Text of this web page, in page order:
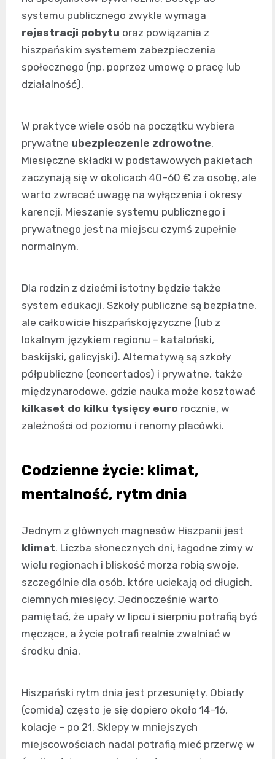
systemu publicznego zwykle wymaga
rejestracji pobytu oraz powiązania z
hiszpańskim systemem zabezpieczenia
społecznego (np. poprzez umowę o pracę lub
działalność).
W praktyce wiele osób na początku wybiera
prywatne ubezpieczenie zdrowotne.
Miesięczne składki w podstawowych pakietach
zaczynają się w okolicach 40–60 € za osobę, ale
warto zwracać uwagę na wyłączenia i okresy
karencji. Mieszanie systemu publicznego i
prywatnego jest na miejscu czymś zupełnie
normalnym.
Dla rodzin z dziećmi istotny będzie także
system edukacji. Szkoły publiczne są bezpłatne,
ale całkowicie hiszpańskojęzyczne (lub z
lokalnym językiem regionu – kataloński,
baskijski, galicyjski). Alternatywą są szkoły
półpubliczne (concertados) i prywatne, także
międzynarodowe, gdzie nauka może kosztować
kilkaset do kilku tysięcy euro rocznie, w
zależności od poziomu i renomy placówki.
Codzienne życie: klimat,
mentalność, rytm dnia
Jednym z głównych magnesów Hiszpanii jest
klimat. Liczba słonecznych dni, łagodne zimy w
wielu regionach i bliskość morza robią swoje,
szczególnie dla osób, które uciekają od długich,
ciemnych miesięcy. Jednocześnie warto
pamiętać, że upały w lipcu i sierpniu potrafią być
męczące, a życie potrafi realnie zwalniać w
środku dnia.
Hiszpański rytm dnia jest przesunięty. Obiady
(comida) często je się dopiero około 14–16,
kolacje – po 21. Sklepy w mniejszych
miejscowościach nadal potrafią mieć przerwę w